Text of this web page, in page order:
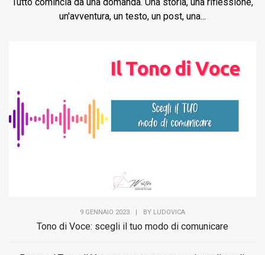
un'avventura, un testo, un post, una...
9 GENNAIO 2023 BY LUDOVICA
Tono di Voce: scegli il tuo modo di comunicare